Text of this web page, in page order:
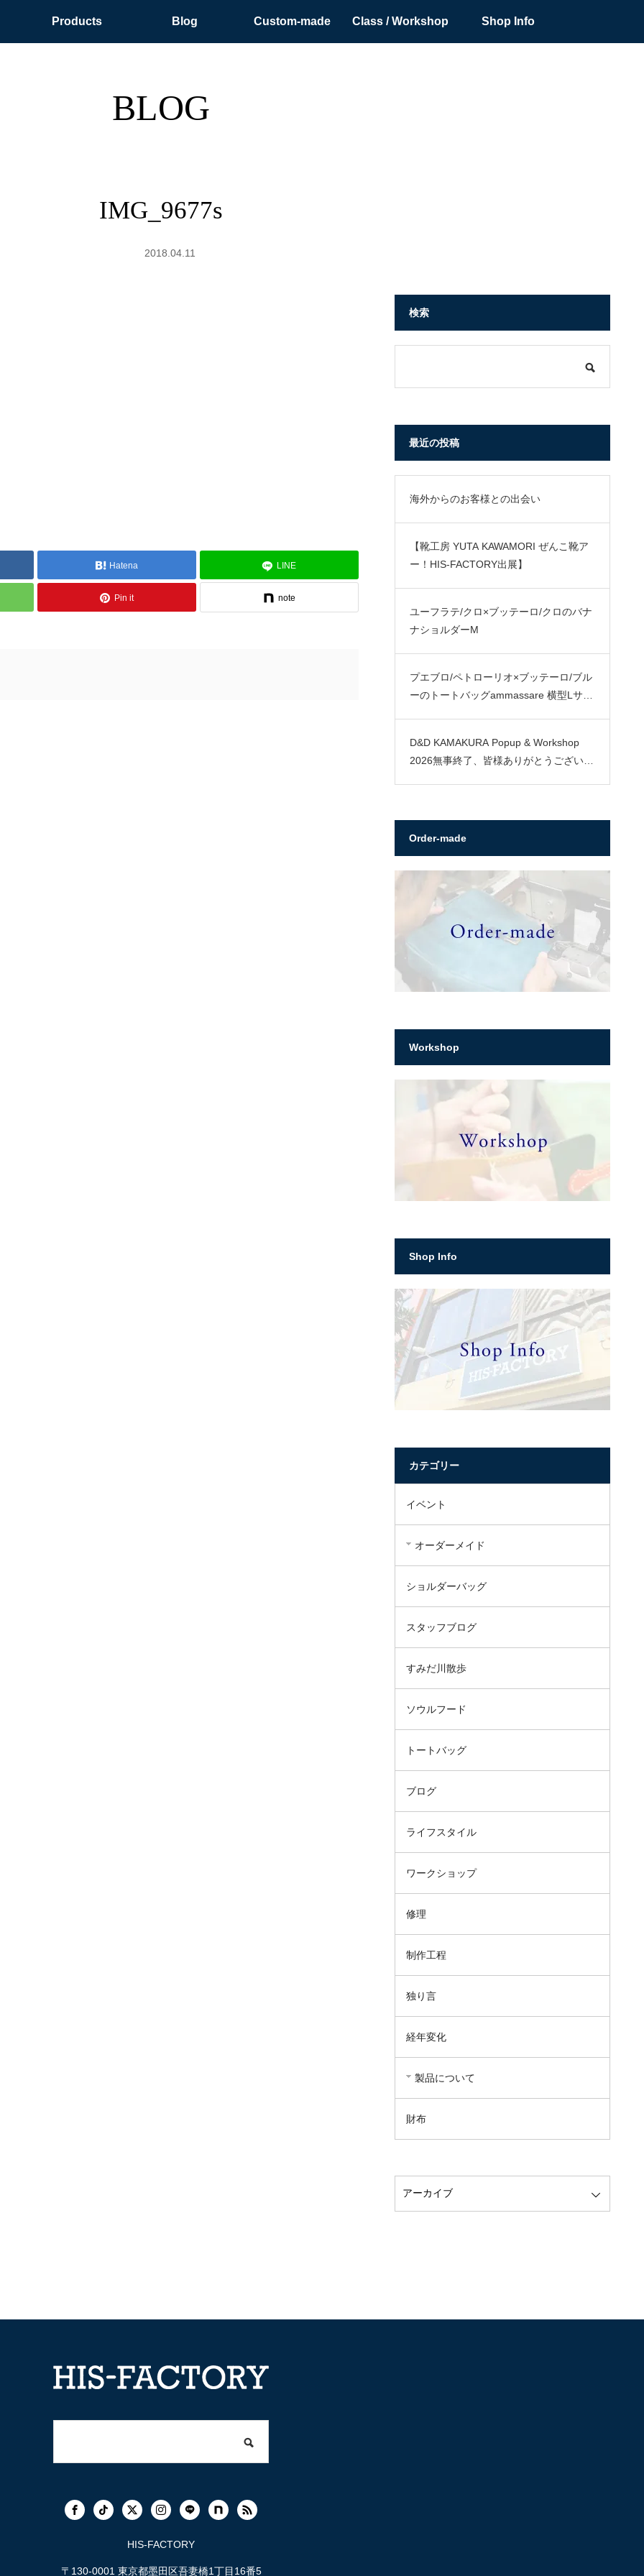
Products Blog Custom-made Class / Workshop Shop Info
BLOG
IMG_9677s
2018.04.11
Hatena LINE
Pin it note
検索
最近の投稿
海外からのお客様との出会い
【靴工房 YUTA KAWAMORI ぜんこ靴ア
ー！HIS-FACTORY出展】
ユーフラテ/クロ×ブッテーロ/クロのバナ
ナショルダーM
プエブロ/ペトローリオ×ブッテーロ/ブル
ーのトートバッグammassare 横型Lサイ
D&D KAMAKURA Popup & Workshop
2026無事終了、皆様ありがとうございま
Order-made
Workshop
Shop Info
カテゴリー
イベント
オーダーメイド
ショルダーバッグ
スタッフブログ
すみだ川散歩
ソウルフード
トートバッグ
ブログ
ライフスタイル
ワークショップ
修理
制作工程
独り言
経年変化
製品について
財布
HIS-FACTORY
〒130-0001 東京都墨田区吾妻橋1丁目16番5